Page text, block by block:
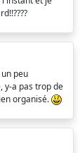
peu
y-a pas trop de
organisé.